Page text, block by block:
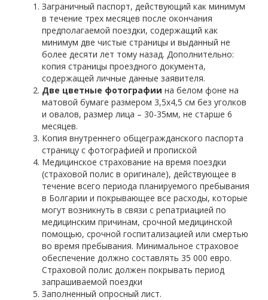
Заграничный паспорт, действующий как минимум
в течение трех месяцев после окончания
предполагаемой поездки, содержащий как
минимум две чистые страницы и выданный не
более десяти лет тому назад. Дополнительно:
копия страницы проездного документа,
содержащей личные данные заявителя.
Две цветные фотографии на белом фоне на
матовой бумаге размером 3,5х4,5 см без уголков
и овалов, размер лица – 30-35мм, не старше 6
месяцев.
Копия внутреннего общегражданского паспорта
страницу с фотографией и пропиской
Медицинское страхование на время поездки
(страховой полис в оригинале), действующее в
течение всего периода планируемого пребывания
в Болгарии и покрывающее все расходы, которые
могут возникнуть в связи с репатриацией по
медицинским причинам, срочной медицинской
помощью, срочной госпитализацией или смертью
во время пребывания. Минимальное страховое
обеспечение должно составлять 35 000 евро.
Страховой полис должен покрывать период
запрашиваемой поездки
Заполненный опросный лист.